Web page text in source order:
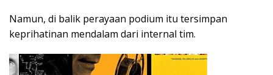
Namun, di balik perayaan podium itu tersimpan
keprihatinan mendalam dari internal tim.